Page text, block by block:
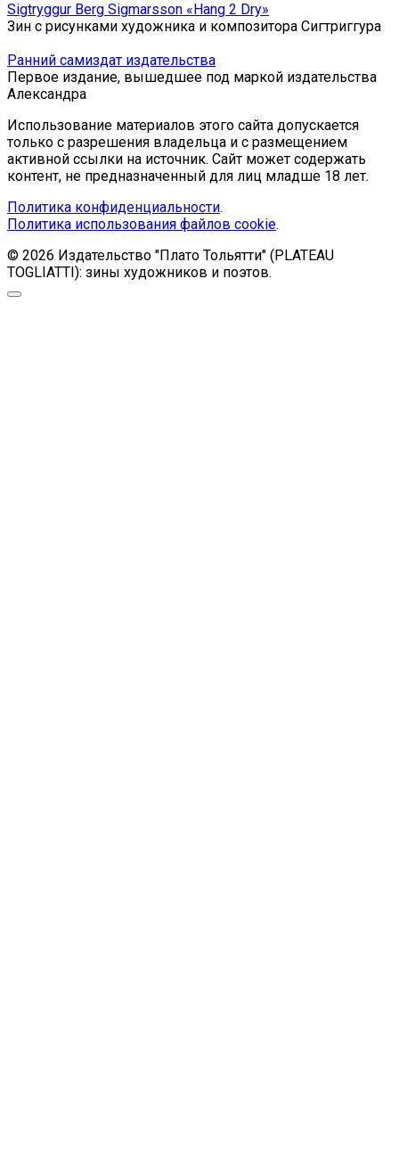
Sigtryggur Berg Sigmarsson «Hang 2 Dry»
Зин с рисунками художника и композитора Сигтриггура
Ранний самиздат издательства
Первое издание, вышедшее под маркой издательства
Александра
Использование материалов этого сайта допускается
только с разрешения владельца и с размещением
активной ссылки на источник. Сайт может содержать
контент, не предназначенный для лиц младше 18 лет.
Политика конфиденциальности.
Политика использования файлов cookie.
© 2026 Издательство "Плато Тольятти" (PLATEAU
TOGLIATTI): зины художников и поэтов.